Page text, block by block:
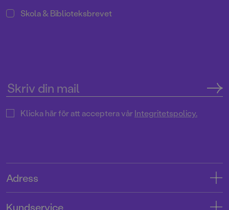
Skola & Biblioteksbrevet
Klicka här för att acceptera vårIntegritetspolicy.
Adress
Kundservice